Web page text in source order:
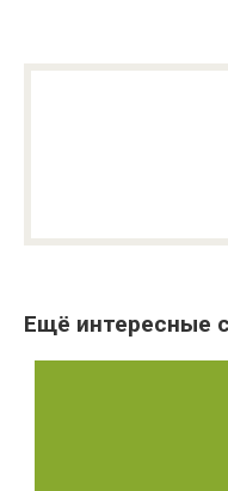
Ещё интересные